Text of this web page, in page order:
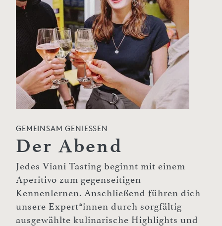
GEMEINSAM GENIESSEN
Der Abend
Jedes Viani Tasting beginnt mit einem
Aperitivo zum gegenseitigen
Kennenlernen. Anschließend führen dich
unsere Expert*innen durch sorgfältig
ausgewählte kulinarische Highlights und